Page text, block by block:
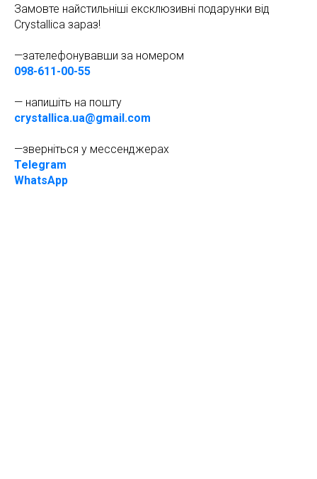
Замовте найстильніші ексклюзивні подарунки від
Crystallica зараз!
—зателефонувавши за номером
098-611-00-55
— напишіть на пошту
crystallica.ua@gmail.com
—зверніться у мессенджерах
Telegram
WhatsApp